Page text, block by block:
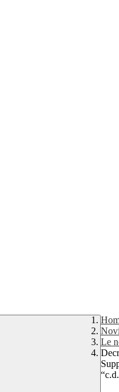
Le